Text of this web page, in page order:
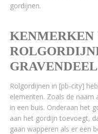
gordijnen.
KENMERKEN
Rolgordijnen in [pb-city]
elementen. Zoals de
in een buis. Onderaan het
aan het gordijn toevoegt,
gaan wapperen als er een